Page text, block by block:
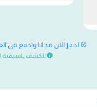
احجز الان مجانا وادفع في
الكشف باسبقية